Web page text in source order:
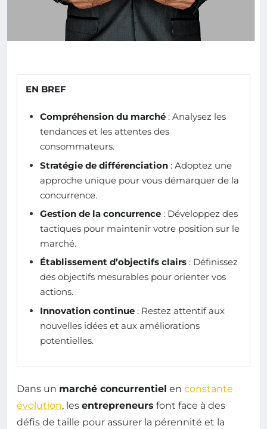
EN BREF
Compréhension du marché : Analysez les
tendances et les attentes des
consommateurs.
Stratégie de différenciation : Adoptez une
approche unique pour vous démarquer de la
concurrence.
Gestion de la concurrence : Développez des
tactiques pour maintenir votre position sur le
marché.
Établissement d’objectifs clairs : Définissez
des objectifs mesurables pour orienter vos
actions.
Innovation continue : Restez attentif aux
nouvelles idées et aux améliorations
potentielles.
Dans un marché concurrentiel en constante
évolution, les entrepreneurs font face à des
défis de taille pour assurer la pérennité et la